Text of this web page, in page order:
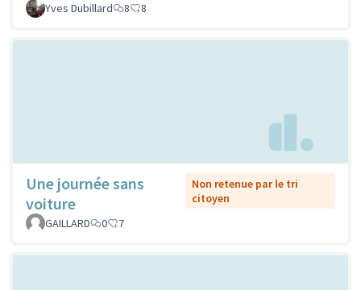
Yves Dubillard
8 8
Une journée sans
voiture
Non retenue par le tri
citoyen
GAILLARD
0 7